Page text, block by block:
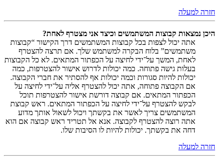
חזרה למעלה
היכן נמצאות קבוצות המשתמשים וכיצד אני מצטרף לאחת?
אתה יכול לצפות בכל קבוצות המשתמשים דרך הקישור “קבוצות
משתמשים” בלוח הבקרה למשתמש שלך. אם תרצה להצטרף
לאחת, המשך על־ידי לחיצה על הכפתור המתאים. לא כל הקבוצות
בעלות גישה פתוחה. כמה יכולות לדרוש אישור להצטרפות, כמה
יכולות להיות סגורות וכמה יכולות אף להסתיר את חברי הקבוצה.
אם הקבוצה פתוחה, אתה יכול להצטרף אליה על־ידי לחיצה על
הכפתור המתאים. אם קבוצה דורשת אישור להצטרפות תוכל
לבקש להצטרף על־ידי לחיצה על הכפתור המתאים. ראש קבוצת
המשתמשים צריך לאשר את בקשתך ויכול לשאול אותך מדוע
אתה רוצה להצטרף לקבוצה. אנא אל תטריד ראש קבוצה אם הוא
דחה את בקשתך. יכולות להיות לו הסיבות שלו.
חזרה למעלה